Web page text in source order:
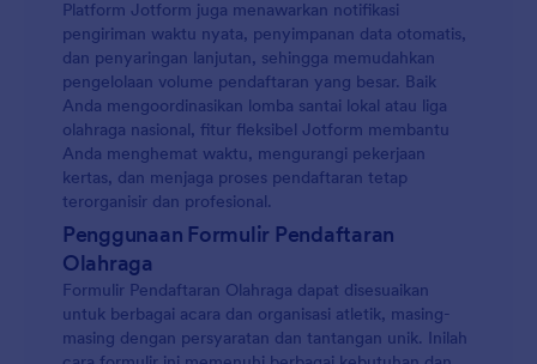
Platform Jotform juga menawarkan notifikasi
pengiriman waktu nyata, penyimpanan data otomatis,
dan penyaringan lanjutan, sehingga memudahkan
pengelolaan volume pendaftaran yang besar. Baik
Anda mengoordinasikan lomba santai lokal atau liga
olahraga nasional, fitur fleksibel Jotform membantu
Anda menghemat waktu, mengurangi pekerjaan
kertas, dan menjaga proses pendaftaran tetap
terorganisir dan profesional.
Penggunaan Formulir Pendaftaran
Olahraga
Formulir Pendaftaran Olahraga dapat disesuaikan
untuk berbagai acara dan organisasi atletik, masing-
masing dengan persyaratan dan tantangan unik. Inilah